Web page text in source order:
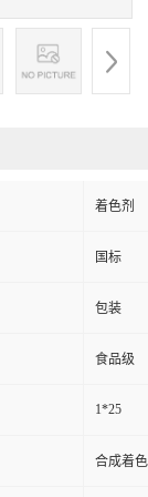
着色剂
国标
包装
食品级
1*25
合成着